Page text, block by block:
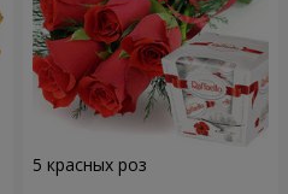
5 красных роз